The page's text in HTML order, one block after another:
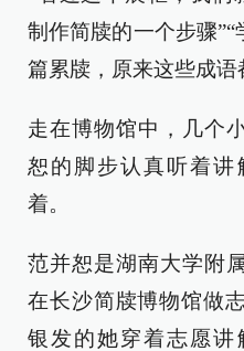
制作简牍的一个步骤
篇累牍，原来这些成
走在博物馆中，几个
恕的脚步认真听着讲
着。
范并恕是湖南大学附
在长沙简牍博物馆做
银发的她穿着志愿